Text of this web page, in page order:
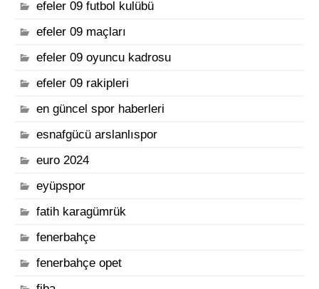
efeler 09 futbol kulübü
efeler 09 maçları
efeler 09 oyuncu kadrosu
efeler 09 rakipleri
en güncel spor haberleri
esnafgücü arslanlıspor
euro 2024
eyüpspor
fatih karagümrük
fenerbahçe
fenerbahçe opet